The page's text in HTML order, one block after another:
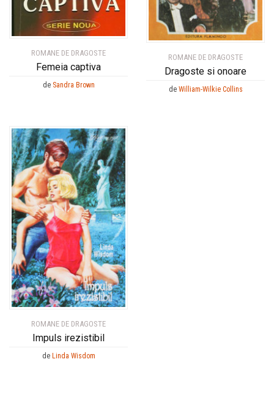
ROMANE DE DRAGOSTE
Femeia captiva
de Sandra Brown
ROMANE DE DRAGOSTE
Dragoste si onoare
de William-Wilkie Collins
ROMANE DE DRAGOSTE
Impuls irezistibil
de Linda Wisdom